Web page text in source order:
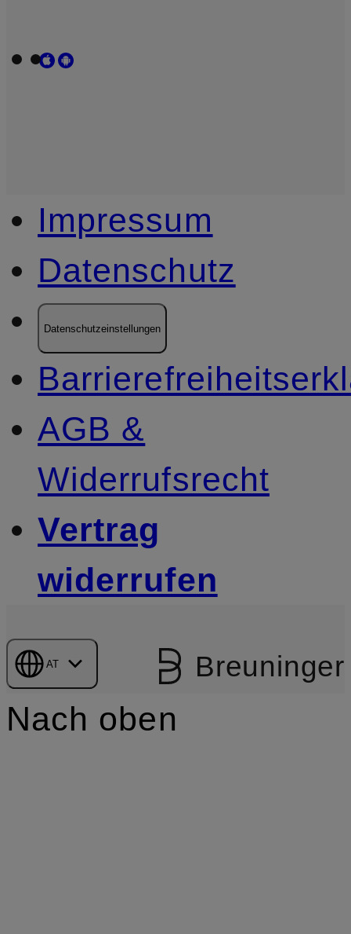
Impressum
Datenschutz
Datenschutzeinstellungen
AGB &
Widerrufsrecht
Vertrag
widerrufen
AT Breuninger
Nach oben